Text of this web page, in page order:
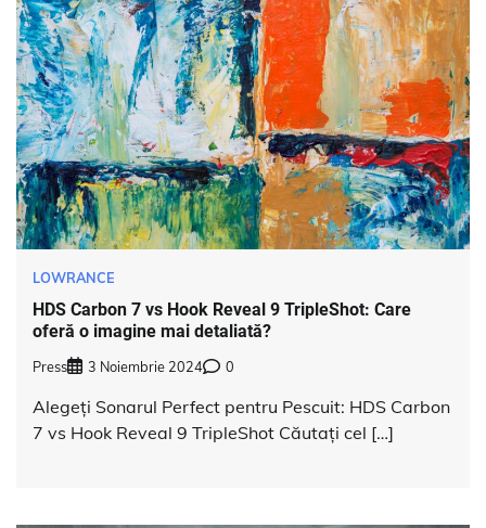
LOWRANCE
HDS Carbon 7 vs Hook Reveal 9 TripleShot: Care
oferă o imagine mai detaliată?
Press 3 Noiembrie 2024 0
Alegeți Sonarul Perfect pentru Pescuit: HDS Carbon
7 vs Hook Reveal 9 TripleShot Căutați cel […]